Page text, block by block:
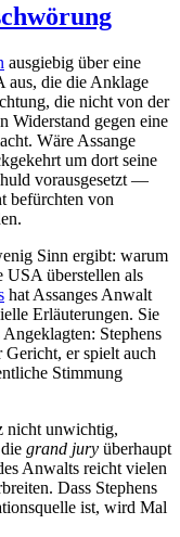
ausgiebig über eine
aus, die die Anklage
die nicht von der
Widerstand gegen eine
Wäre Assange
um dort seine
vorausgesetzt —
befürchten von
Sinn ergibt: warum
USA überstellen als
hat Assanges Anwalt
Erläuterungen. Sie
Stephens
er spielt auch
Stimmung
nicht unwichtig,
grand jury überhaupt
Anwalts reicht vielen
Dass Stephens
ist, wird Mal